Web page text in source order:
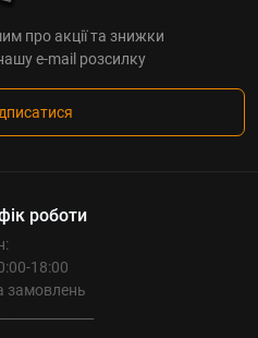
про акції та знижки
e-mail розсилку
роботи
18:00
замовлень